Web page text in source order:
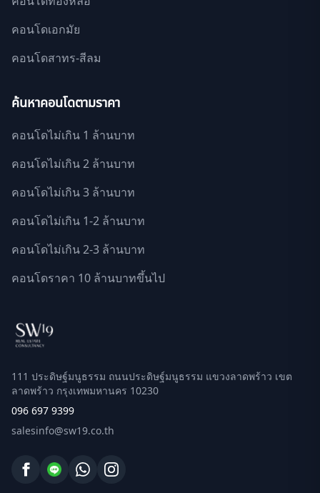
คอนโดเอกมัย
คอนโดสาทร-สีลม
ค้นหาคอนโดตามราคา
คอนโดไม่เกิน 1 ล้านบาท
คอนโดไม่เกิน 2 ล้านบาท
คอนโดไม่เกิน 3 ล้านบาท
คอนโดไม่เกิน 1-2 ล้านบาท
คอนโดไม่เกิน 2-3 ล้านบาท
คอนโดราคา 10 ล้านบาทขึ้นไป
111 ประดิษฐ์มนูธรรม ถนนประดิษฐ์มนูธรรม แขวงลาดพร้าว เขต
ลาดพร้าว กรุงเทพมหานคร 10230
096 697 9399
salesinfo@sw19.co.th